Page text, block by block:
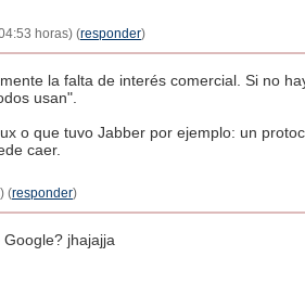
horas) (responder)
la falta de interés comercial. Si no
usan".
o que tuvo Jabber por ejemplo: un
caer.
(responder)
jhajajja